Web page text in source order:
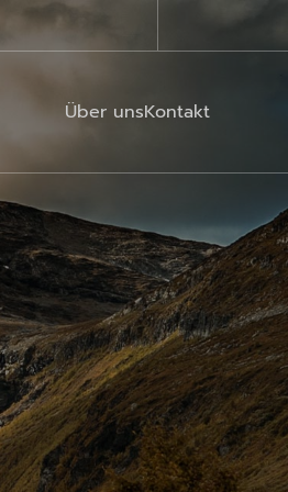
Über unsKontakt